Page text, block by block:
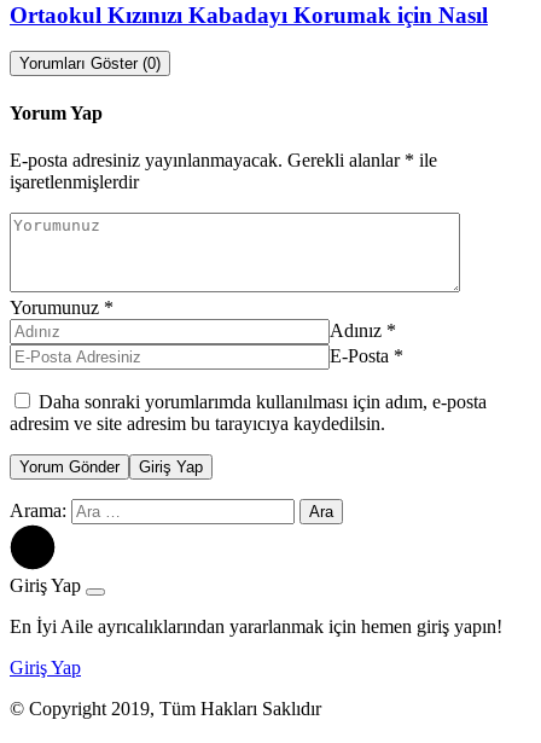
Ortaokul Kızınızı Kabadayı Korumak için Nasıl
Yorumları Göster (0)
Yorum Yap
E-posta adresiniz yayınlanmayacak. Gerekli alanlar * ile
işaretlenmişlerdir
Yorumunuz *
Adınız *
E-Posta *
Daha sonraki yorumlarımda kullanılması için adım, e-posta
adresim ve site adresim bu tarayıcıya kaydedilsin.
Yorum Gönder Giriş Yap
Arama:
Giriş Yap
En İyi Aile ayrıcalıklarından yararlanmak için hemen giriş yapın!
Giriş Yap
© Copyright 2019, Tüm Hakları Saklıdır